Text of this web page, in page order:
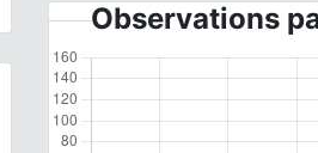
Observations